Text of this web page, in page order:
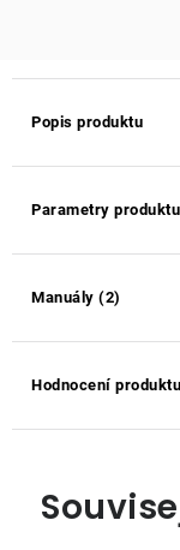
Popis produktu
Parametry produktu
Manuály (2)
Hodnocení